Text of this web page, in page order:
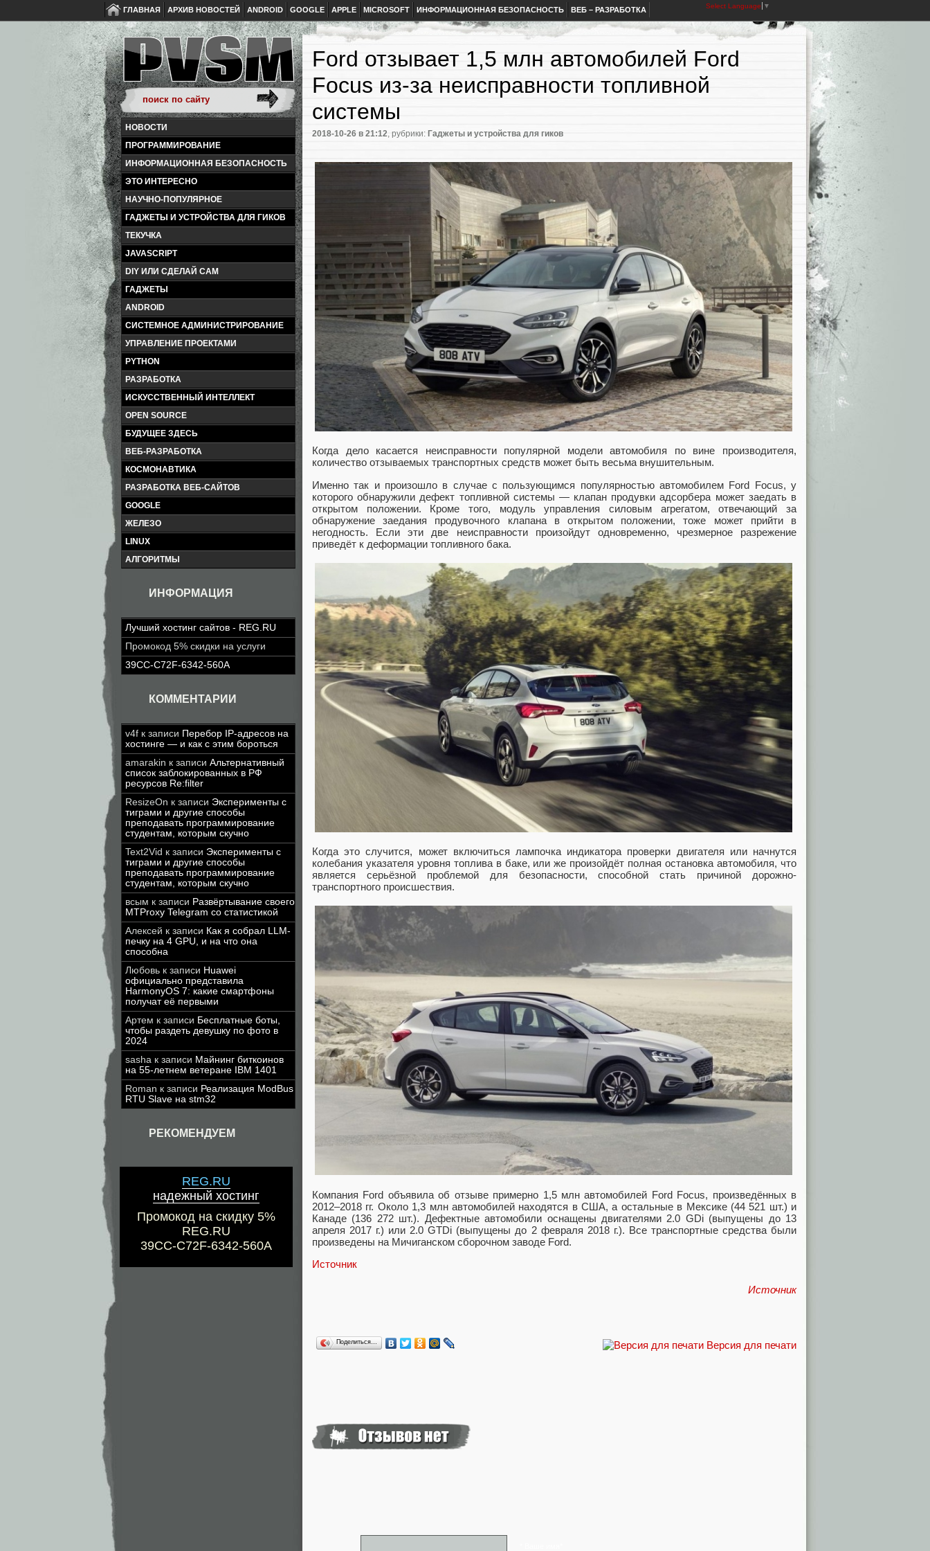
ГЛАВНАЯ АРХИВ НОВОСТЕЙ ANDROID GOOGLE APPLE MICROSOFT ИНФОРМАЦИОННАЯ БЕЗОПАСНОСТЬ ВЕБ – РАЗРАБОТКА Select Language ▼
НОВОСТИ
ПРОГРАММИРОВАНИЕ
ИНФОРМАЦИОННАЯ БЕЗОПАСНОСТЬ
ЭТО ИНТЕРЕСНО
НАУЧНО-ПОПУЛЯРНОЕ
ГАДЖЕТЫ И УСТРОЙСТВА ДЛЯ ГИКОВ
ТЕКУЧКА
JAVASCRIPT
DIY ИЛИ СДЕЛАЙ САМ
ГАДЖЕТЫ
ANDROID
СИСТЕМНОЕ АДМИНИСТРИРОВАНИЕ
УПРАВЛЕНИЕ ПРОЕКТАМИ
PYTHON
РАЗРАБОТКА
ИСКУССТВЕННЫЙ ИНТЕЛЛЕКТ
OPEN SOURCE
БУДУЩЕЕ ЗДЕСЬ
ВЕБ-РАЗРАБОТКА
КОСМОНАВТИКА
РАЗРАБОТКА ВЕБ-САЙТОВ
GOOGLE
ЖЕЛЕЗО
LINUX
АЛГОРИТМЫ
ИНФОРМАЦИЯ
Лучший хостинг сайтов - REG.RU
Промокод 5% скидки на услуги
39CC-C72F-6342-560A
КОММЕНТАРИИ
v4f к записи Перебор IP-адресов на
хостинге — и как с этим бороться
amarakin к записи Альтернативный
список заблокированных в РФ
ресурсов Re:filter
ResizeOn к записи Эксперименты с
тиграми и другие способы
преподавать программирование
студентам, которым скучно
Text2Vid к записи Эксперименты с
тиграми и другие способы
преподавать программирование
студентам, которым скучно
всым к записи Развёртывание своего
MTProxy Telegram со статистикой
Алексей к записи Как я собрал LLM-
печку на 4 GPU, и на что она
способна
Любовь к записи Huawei
официально представила
HarmonyOS 7: какие смартфоны
получат её первыми
Артем к записи Бесплатные боты,
чтобы раздеть девушку по фото в
2024
sasha к записи Майнинг биткоинов
на 55-летнем ветеране IBM 1401
Roman к записи Реализация ModBus
RTU Slave на stm32
РЕКОМЕНДУЕМ
REG.RU
надежный хостинг
Промокод на скидку 5%
REG.RU
39CC-C72F-6342-560A
Ford отзывает 1,5 млн автомобилей Ford
Focus из-за неисправности топливной
системы
2018-10-26 в 21:12, рубрики: Гаджеты и устройства для гиков
Когда дело касается неисправности популярной модели автомобиля по вине производителя,
количество отзываемых транспортных средств может быть весьма внушительным.
Именно так и произошло в случае с пользующимся популярностью автомобилем Ford Focus, у
которого обнаружили дефект топливной системы — клапан продувки адсорбера может заедать в
открытом положении. Кроме того, модуль управления силовым агрегатом, отвечающий за
обнаружение заедания продувочного клапана в открытом положении, тоже может прийти в
негодность. Если эти две неисправности произойдут одновременно, чрезмерное разрежение
приведёт к деформации топливного бака.
Когда это случится, может включиться лампочка индикатора проверки двигателя или начнутся
колебания указателя уровня топлива в баке, или же произойдёт полная остановка автомобиля, что
является серьёзной проблемой для безопасности, способной стать причиной дорожно-
транспортного происшествия.
Компания Ford объявила об отзыве примерно 1,5 млн автомобилей Ford Focus, произведённых в
2012–2018 гг. Около 1,3 млн автомобилей находятся в США, а остальные в Мексике (44 521 шт.) и
Канаде (136 272 шт.). Дефектные автомобили оснащены двигателями 2.0 GDi (выпущены до 13
апреля 2017 г.) или 2.0 GTDi (выпущены до 2 февраля 2018 г.). Все транспортные средства были
произведены на Мичиганском сборочном заводе Ford.
Источник
Источник
Версия для печати
Поделиться…